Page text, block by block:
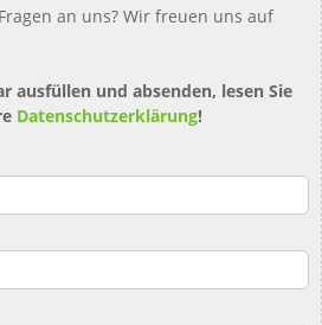
an uns? Wir freuen uns auf
ausfüllen und absenden, lesen Sie
Datenschutzerklärung!